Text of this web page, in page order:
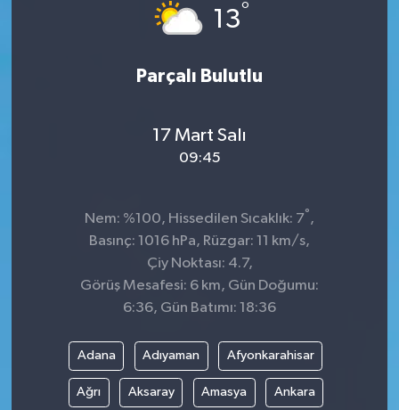
13°
Parçalı Bulutlu
17 Mart Salı
09:45
Nem: %100, Hissedilen Sıcaklık: 7° ,
Basınç: 1016 hPa, Rüzgar: 11 km/s,
Çiy Noktası: 4.7,
Görüş Mesafesi: 6 km, Gün Doğumu:
6:36, Gün Batımı: 18:36
Adana Adıyaman Afyonkarahisar
Ağrı Aksaray Amasya Ankara